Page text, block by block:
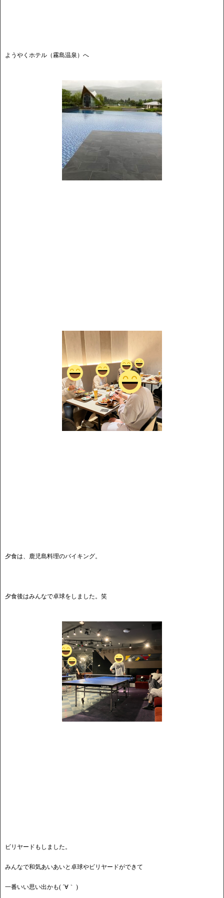
ようやくホテル（霧島温泉）へ
夕食は、鹿児島料理のバイキング。
夕食後はみんなで卓球をしました。笑
ビリヤードもしました。
みんなで和気あいあいと卓球やビリヤードができて
一番いい思い出かも( ´∀｀ )